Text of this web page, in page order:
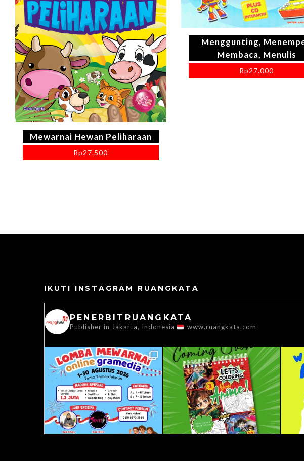
Mewarnai Hewan Peliharaan
Rp27.500
Menggunting,
Membaca, Menulis
Rp27.000
IKUTI INSTAGRAM RUANGKATA
PENERBITRUANGKATA
Publisher in Jakarta, Indonesia www.ruangkata.com